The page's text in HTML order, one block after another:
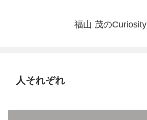
福山 茂のCuriosity
人それぞれ